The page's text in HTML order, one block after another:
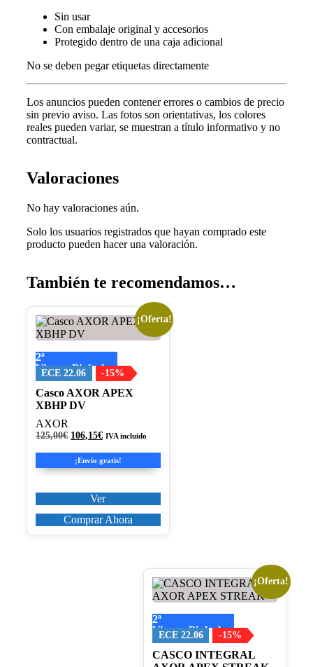
Sin usar
Con embalaje original y accesorios
Protegido dentro de una caja adicional
No se deben pegar etiquetas directamente
Los anuncios pueden contener errores o cambios de precio
sin previo aviso. Las fotos son orientativas, los colores
reales pueden variar, se muestran a título informativo y no
contractual.
Valoraciones
No hay valoraciones aún.
Solo los usuarios registrados que hayan comprado este
producto pueden hacer una valoración.
También te recomendamos…
¡Oferta!
2ª
Visera+Pinlock
ECE 22.06 -15%
Casco AXOR APEX
XBHP DV
AXOR
125,00€ El
original
era:
106,15€El
actual
es:
IVA incluido
¡Envío gratis!
Ver
Este
producto
múltiples
variantes.
Las
opciones
se
pueden
elegir
página
Comprar Ahora
¡Oferta!
2ª
Visera+Pinlock
ECE 22.06 -15%
CASCO INTEGRAL
Este
producto
múltiples
variantes.
Las
opciones